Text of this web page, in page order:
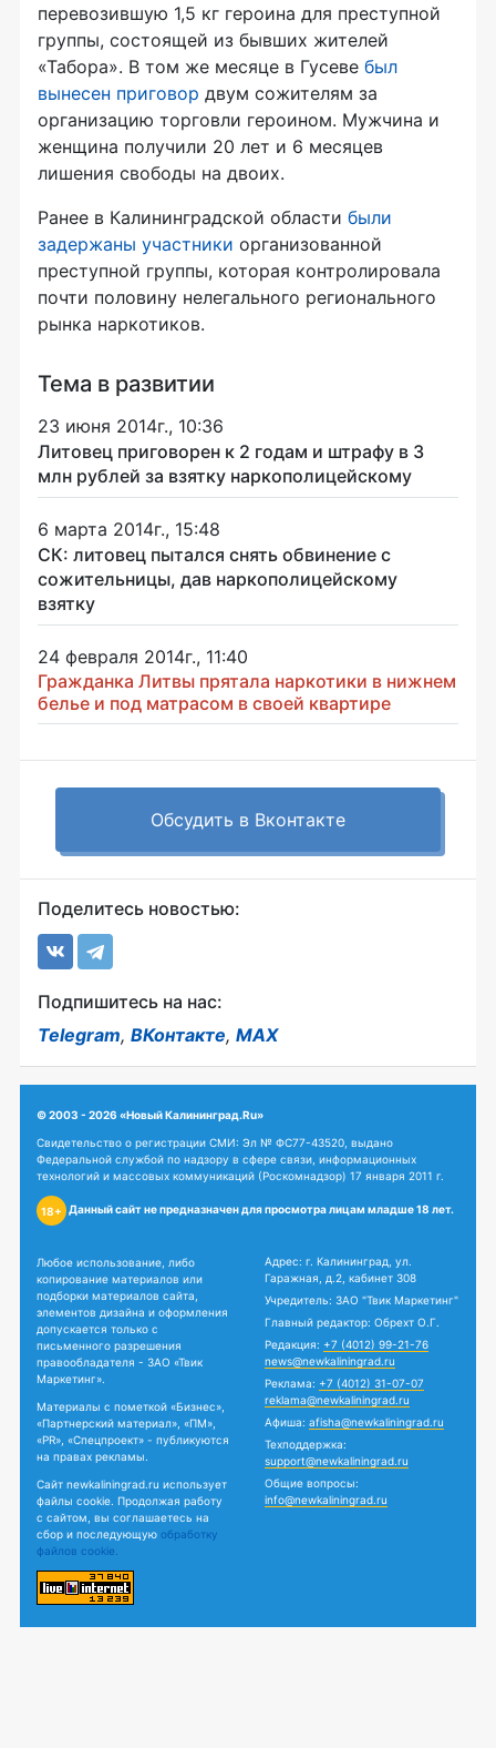
перевозившую 1,5 кг героина для преступной
группы, состоящей из бывших жителей
«Табора». В том же месяце в Гусеве был
вынесен приговор двум сожителям за
организацию торговли героином. Мужчина и
женщина получили 20 лет и 6 месяцев
лишения свободы на двоих.
Ранее в Калининградской области были
задержаны участники организованной
преступной группы, которая контролировала
почти половину нелегального регионального
рынка наркотиков.
Тема в развитии
23 июня 2014г., 10:36
Литовец приговорен к 2 годам и штрафу в 3
млн рублей за взятку наркополицейскому
6 марта 2014г., 15:48
СК: литовец пытался снять обвинение с
сожительницы, дав наркополицейскому
взятку
24 февраля 2014г., 11:40
Гражданка Литвы прятала наркотики в нижнем
белье и под матрасом в своей квартире
Обсудить в Вконтакте
Поделитесь новостью:
Подпишитесь на нас:
Telegram, ВКонтакте, MAX
© 2003 - 2026 «Новый Калининград.Ru»
Свидетельство о регистрации СМИ: Эл № ФС77-43520, выдано
Федеральной службой по надзору в сфере связи, информационных
технологий и массовых коммуникаций (Роскомнадзор) 17 января 2011 г.
18+ Данный сайт не предназначен для просмотра лицам младше 18 лет.
Любое использование, либо
копирование материалов или
подборки материалов сайта,
элементов дизайна и оформления
допускается только с
письменного разрешения
правообладателя - ЗАО «Твик
Маркетинг».
Материалы с пометкой «Бизнес»,
«Партнерский материал», «ПМ»,
«PR», «Спецпроект» - публикуются
на правах рекламы.
Сайт newkaliningrad.ru использует
файлы cookie. Продолжая работу
с сайтом, вы соглашаетесь на
сбор и последующую обработку
файлов cookie.
Адрес: г. Калининград, ул.
Гаражная, д.2, кабинет 308
Учредитель: ЗАО "Твик Маркетинг"
Главный редактор: Обрехт О.Г.
Редакция: +7 (4012) 99-21-76
news@newkaliningrad.ru
Реклама: +7 (4012) 31-07-07
reklama@newkaliningrad.ru
Афиша: afisha@newkaliningrad.ru
Техподдержка:
support@newkaliningrad.ru
Общие вопросы:
info@newkaliningrad.ru